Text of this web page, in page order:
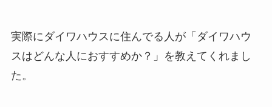
実際にダイワハウスに住んでる人が「ダイワハウ
スはどんな人におすすめか？」を教えてくれまし
た。